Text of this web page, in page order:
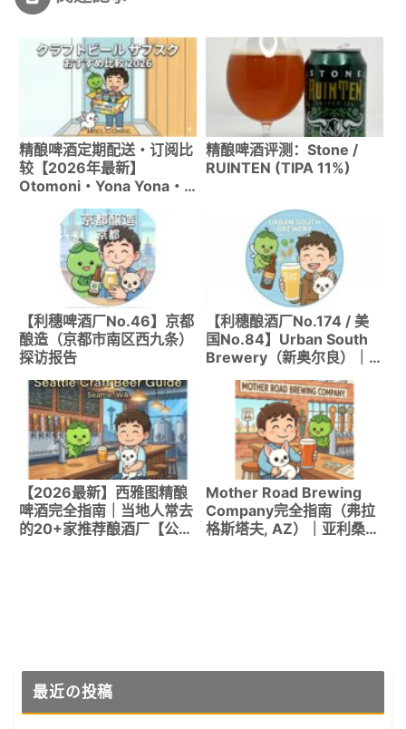
精酿啤酒定期配送・订阅比
较【2026年最新】
Otomoni・Yona Yona・
精酿啤酒评测：Stone /
RUINTEN (TIPA 11%)
【利穗啤酒厂No.46】京都
酿造（京都市南区西九条）
探访报告
【利穗酿酒厂No.174 / 美
国No.84】Urban South
Brewery（新奥尔良）｜
南方甜蜜余韵的芒果酸啤和
Hazy IPA名酿酒厂
【2026最新】西雅图精酿
啤酒完全指南｜当地人常去
的20+家推荐酿酒厂【公交
Mother Road Brewing
Company完全指南（弗拉
格斯塔夫, AZ）｜亚利桑那
最近の投稿